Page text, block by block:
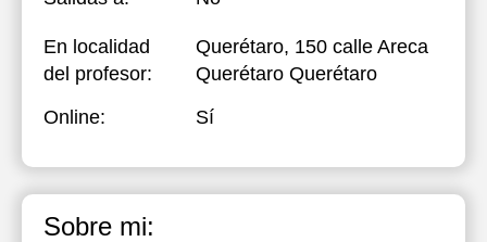
En localidad
del profesor:
Querétaro, 150 calle Areca
Querétaro Querétaro
Online:
Sí
Sobre mi: